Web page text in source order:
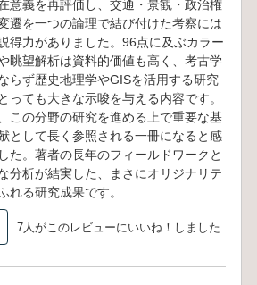
意義を再評価し、交通・景観・政治権
遷を一つの論理で結び付けた考察には
得力がありました。96点に及ぶカラー
眺望解析は資料的価値も高く、考古学
らず歴史地理学やGISを活用する研究
っても大きな示唆を与える内容です。
この分野の研究を進める上で重要な基
として長く参照される一冊になると感
た。著者の長年のフィールドワークと
分析が結実した、まさにオリジナリテ
れる研究成果です。
7人がこのレビューにいいね！しました